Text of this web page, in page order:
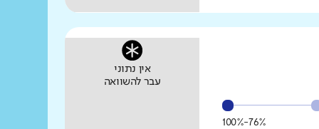
76%-100%
אין נתוני
עבר להשוואה